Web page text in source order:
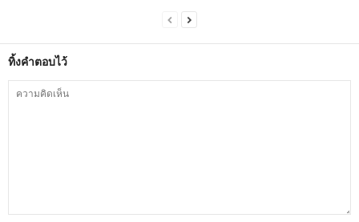
ทิ้งคำตอบไว้